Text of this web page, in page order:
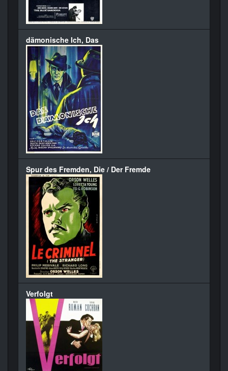
dämonische Ich, Das
Spur des Fremden, Die / Der Fremde
Verfolgt